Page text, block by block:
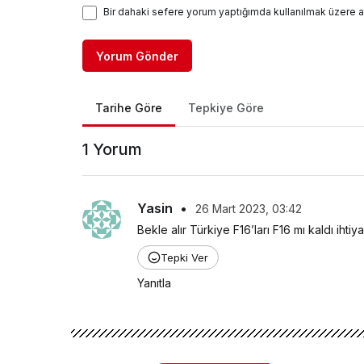
Bir dahaki sefere yorum yaptığımda kullanılmak
Yorum Gönder
Tarihe Göre Tepkiye Göre
1 Yorum
Yasin •
26 Mart 2023, 03:42
Bekle alır Türkiye F16’ları F16 mı kaldı
Tepki Ver
Yanıtla